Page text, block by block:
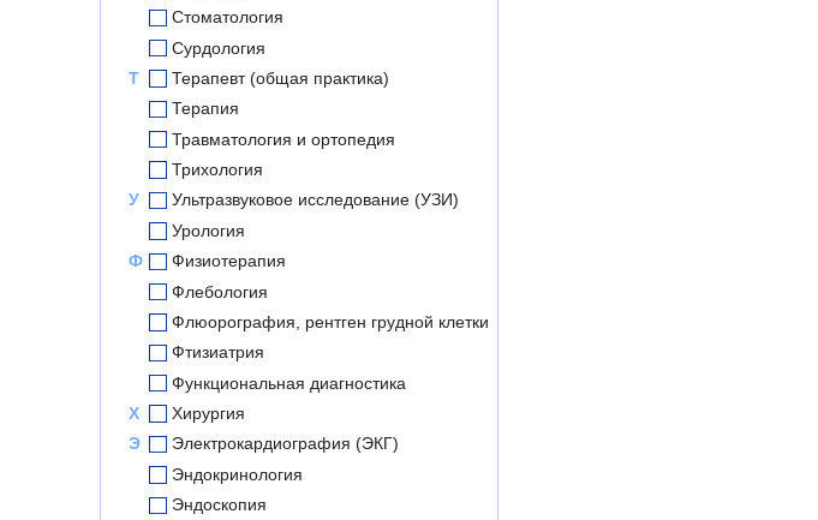
Стоматология
Сурдология
Т
Терапевт (общая практика)
Терапия
Травматология и ортопедия
Трихология
У
Ультразвуковое исследование (УЗИ)
Урология
Ф
Физиотерапия
Флебология
Флюорография, рентген грудной клетки
Фтизиатрия
Функциональная диагностика
Х
Хирургия
Э
Электрокардиография (ЭКГ)
Эндокринология
Эндоскопия